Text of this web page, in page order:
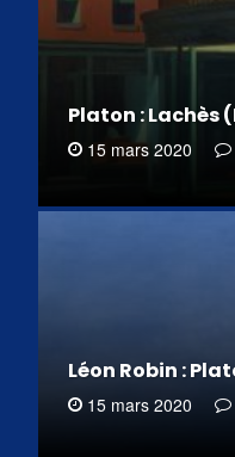
Platon : Lachès
15 mars 2020
Léon Robin :
15 mars 2020